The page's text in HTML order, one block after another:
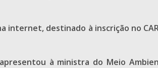
destinado à inscrição no
à ministra do Meio